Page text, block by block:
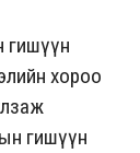
гишүүн
хороо
гишүүн